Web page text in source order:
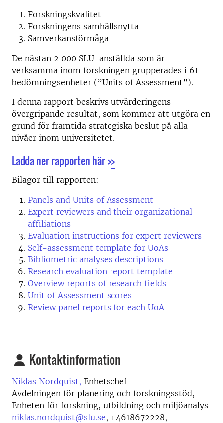
Forskningskvalitet
Forskningens samhällsnytta
Samverkansförmåga
De nästan 2 000 SLU-anställda som är
verksamma inom forskningen grupperades i 61
bedömningsenheter (”Units of Assessment”).
I denna rapport beskrivs utvärderingens
övergripande resultat, som kommer att utgöra en
grund för framtida strategiska beslut på alla
nivåer inom universitetet.
Ladda ner rapporten här >>
Bilagor till rapporten:
Panels and Units of Assessment
Expert reviewers and their organizational
affiliations
Evaluation instructions for expert reviewers
Self-assessment template for UoAs
Bibliometric analyses descriptions
Research evaluation report template
Overview reports of research fields
Unit of Assessment scores
Review panel reports for each UoA
Kontaktinformation
Niklas Nordquist, Enhetschef
Avdelningen för planering och forskningsstöd,
Enheten för forskning, utbildning och miljöanalys
niklas.nordquist@slu.se, +4618672228,